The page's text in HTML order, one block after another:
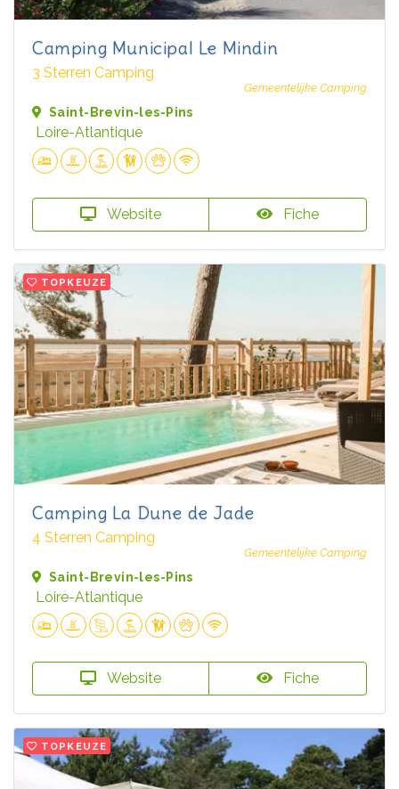
Camping Municipal Le Mindin
3 Sterren Camping
Gemeentelijke Camping
Saint-Brevin-les-Pins
Loire-Atlantique
Website Fiche
TOPKEUZE
Camping La Dune de Jade
4 Sterren Camping
Gemeentelijke Camping
Saint-Brevin-les-Pins
Loire-Atlantique
Website Fiche
TOPKEUZE